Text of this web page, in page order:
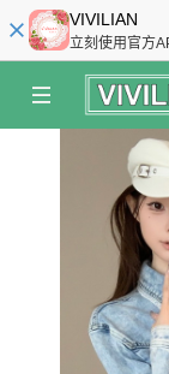
VIVILIAN
立刻使用官方